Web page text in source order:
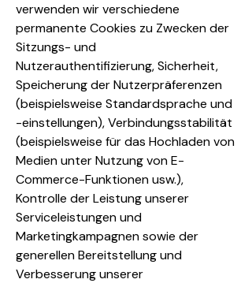
verwenden wir verschiedene
permanente Cookies zu Zwecken der
Sitzungs- und
Nutzerauthentifizierung, Sicherheit,
Speicherung der Nutzerpräferenzen
(beispielsweise Standardsprache und
-einstellungen), Verbindungsstabilität
(beispielsweise für das Hochladen von
Medien unter Nutzung von E-
Commerce-Funktionen usw.),
Kontrolle der Leistung unserer
Serviceleistungen und
Marketingkampagnen sowie der
generellen Bereitstellung und
Verbesserung unserer